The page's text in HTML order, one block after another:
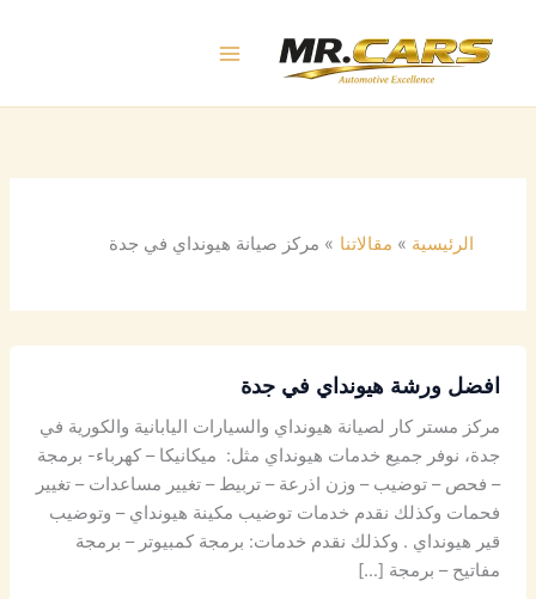
المحتوى
الرئيسية مقالاتنا مركز صيانة هيونداي في جدة
افضل ورشة هيونداي في جدة
مركز مستر كار لصيانة هيونداي والسيارات اليابانية والكورية في
جدة، نوفر جميع خدمات هيونداي مثل: ميكانيكا – كهرباء- برمجة
– فحص – توضيب – وزن اذرعة – تربيط – تغيير مساعدات – تغيير
فحمات وكذلك نقدم خدمات توضيب مكينة هيونداي – وتوضيب
قير هيونداي . وكذلك نقدم خدمات: برمجة كمبيوتر – برمجة
مفاتيح – برمجة […]